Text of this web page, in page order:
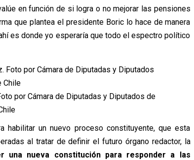
en función de si logra o no mejorar las pensiones
que plantea el presidente Boric lo hace de manera
es donde yo esperaría que todo el espectro político
por Cámara de Diputadas y Diputados de
habilitar un nuevo proceso constituyente, que esta
al tratar de definir el futuro órgano redactor, la
una nueva constitución para responder a las